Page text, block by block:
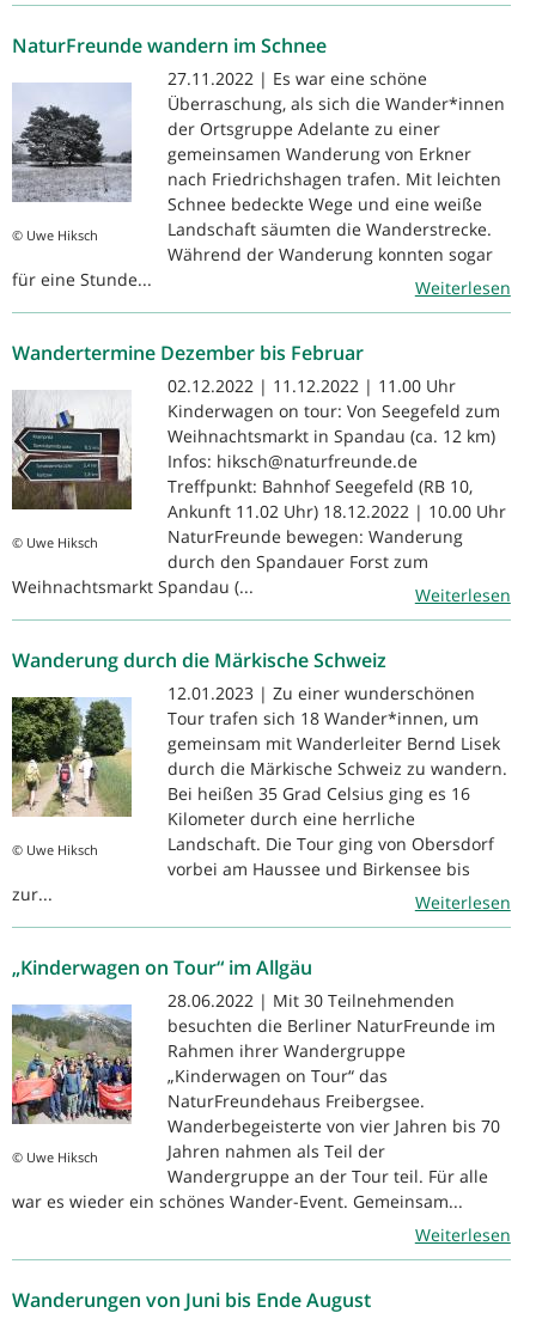
NaturFreunde wandern im Schnee
© Uwe Hiksch
27.11.2022 | Es war eine schöne
Überraschung, als sich die Wander*innen
der Ortsgruppe Adelante zu einer
gemeinsamen Wanderung von Erkner
nach Friedrichshagen trafen. Mit leichten
Schnee bedeckte Wege und eine weiße
Landschaft säumten die Wanderstrecke.
Während der Wanderung konnten sogar
für eine Stunde...
Weiterlesen
Wandertermine Dezember bis Februar
© Uwe Hiksch
02.12.2022 | 11.12.2022 | 11.00 Uhr
Kinderwagen on tour: Von Seegefeld zum
Weihnachtsmarkt in Spandau (ca. 12 km)
Infos: hiksch@naturfreunde.de
Treffpunkt: Bahnhof Seegefeld (RB 10,
Ankunft 11.02 Uhr) 18.12.2022 | 10.00 Uhr
NaturFreunde bewegen: Wanderung
durch den Spandauer Forst zum
Weihnachtsmarkt Spandau (...
Weiterlesen
Wanderung durch die Märkische Schweiz
© Uwe Hiksch
12.01.2023 | Zu einer wunderschönen
Tour trafen sich 18 Wander*innen, um
gemeinsam mit Wanderleiter Bernd Lisek
durch die Märkische Schweiz zu wandern.
Bei heißen 35 Grad Celsius ging es 16
Kilometer durch eine herrliche
Landschaft. Die Tour ging von Obersdorf
vorbei am Haussee und Birkensee bis
zur...
Weiterlesen
„Kinderwagen on Tour“ im Allgäu
© Uwe Hiksch
28.06.2022 | Mit 30 Teilnehmenden
besuchten die Berliner NaturFreunde im
Rahmen ihrer Wandergruppe
„Kinderwagen on Tour“ das
NaturFreundehaus Freibergsee.
Wanderbegeisterte von vier Jahren bis 70
Jahren nahmen als Teil der
Wandergruppe an der Tour teil. Für alle
war es wieder ein schönes Wander-Event. Gemeinsam...
Weiterlesen
Wanderungen von Juni bis Ende August